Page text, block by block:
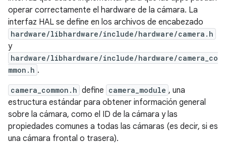
operar correctamente el hardware de la cámara. La
interfaz HAL se define en los archivos de encabezado
hardware/libhardware/include/hardware/camera.h
y
hardware/libhardware/include/hardware/camera_co
mmon.h .
camera_common.h define camera_module , una
estructura estándar para obtener información general
sobre la cámara, como el ID de la cámara y las
propiedades comunes a todas las cámaras (es decir, si es
una cámara frontal o trasera).